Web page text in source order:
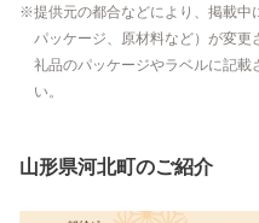
提供元の都合などにより、掲載中
パッケージ、原材料など）が変更
礼品のパッケージやラベルに記載
い。
山形県河北町のご紹介